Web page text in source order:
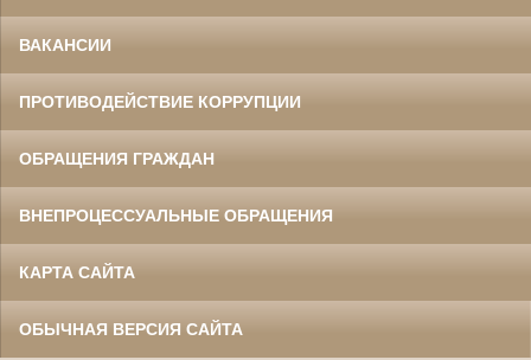
ВАКАНСИИ
ПРОТИВОДЕЙСТВИЕ КОРРУПЦИИ
ОБРАЩЕНИЯ ГРАЖДАН
ВНЕПРОЦЕССУАЛЬНЫЕ ОБРАЩЕНИЯ
КАРТА САЙТА
ОБЫЧНАЯ ВЕРСИЯ САЙТА